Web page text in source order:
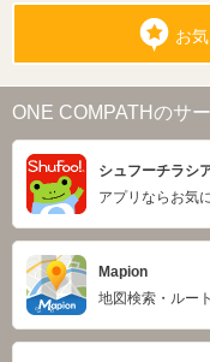
お
ONE COMPATHのサ
シュフーチラシ
アプリならお気
Mapion
地図検索・ルー